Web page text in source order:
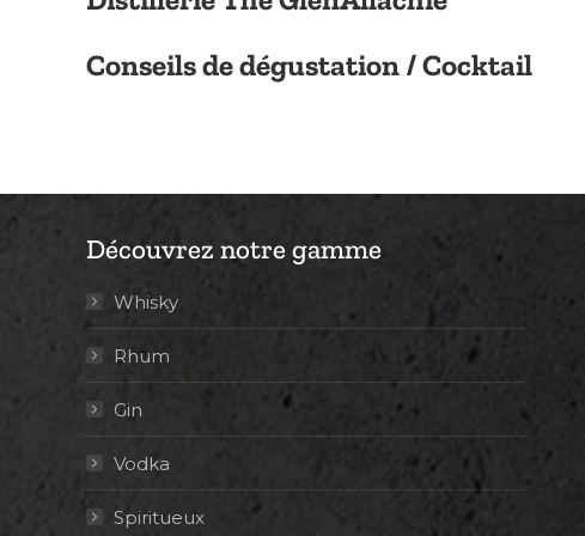
Conseils de dégustation / Cocktail
Découvrez notre gamme
Whisky
Rhum
Gin
Vodka
Spiritueux